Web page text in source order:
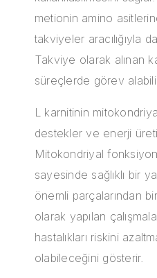
metionin amino
takviyeler aracılığıyla
Takviye olarak alınan
süreçlerde görev
L karnitinin
destekler ve enerji
Mitokondriyal
sayesinde sağlıklı bir
önemli parçalarından
olarak yapılan
hastalıkları riskini
olabileceğini gösterir.